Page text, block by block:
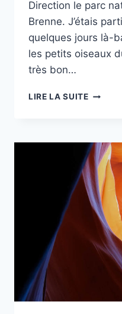
Direction le parc
Brenne. J’étais
quelques jours là-
les petits oiseaux
très bon…
LIRE LA SUITEPROJET
–
DE
SOLEIL
DANS
LA
BRENNE